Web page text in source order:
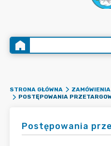
STRONA GŁÓWNA
POSTĘPOWANIA
Postępowania